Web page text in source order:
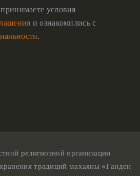
условия
и ознакомились с
.
религиозной организации
традиций махаяны «Ганден